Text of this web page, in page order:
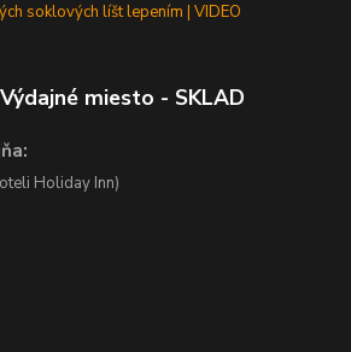
soklových líšt lepením | VIDEO
miesto - SKLAD
Holiday Inn)